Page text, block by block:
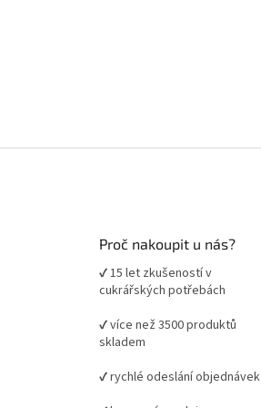
Proč nakoupit u nás?
✔ 15 let zkušeností v
cukrářských potřebách
✔ více než 3500 produktů
skladem
✔ rychlé odeslání objednávek